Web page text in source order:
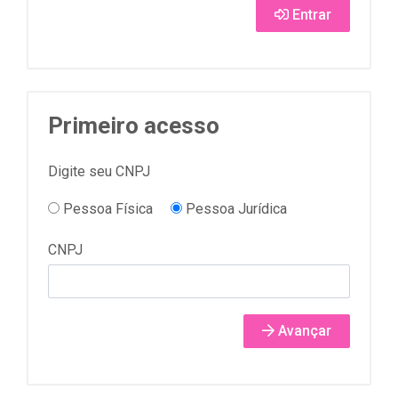
Entrar
Primeiro acesso
Digite seu CNPJ
Pessoa Física Pessoa Jurídica
CNPJ
Avançar